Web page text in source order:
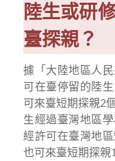
陸生或研
臺探親？
據「大陸地區人
可在臺停留的陸
可來臺短期探親2
生經過臺灣地區
經許可在臺灣地
也可來臺短期探親